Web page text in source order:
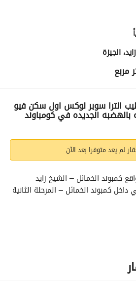
الجيزة
الترا سوبر لوكس اول سكن فيو
بالهضبه الجديده في كومباوند
لم يعد متوفرا بعد الآن
كمبوند الخمائل – الشيخ زايد